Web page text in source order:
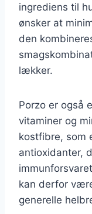
ingrediens til
ønsker at
den
lækker.
Porzo er også
vitaminer og
kostfibre, som
antioxidanter,
kan derfor
generelle